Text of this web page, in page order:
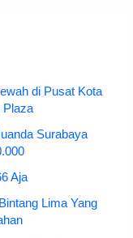
di Pusat Kota
Plaza
Surabaya
Aja
Lima Yang